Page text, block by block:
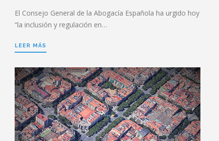
El Consejo General de la Abogacía Española ha urgido hoy
“la inclusión y regulación en…
LEER MÁS